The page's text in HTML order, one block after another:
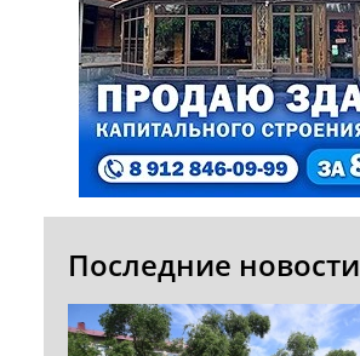
Последние новости